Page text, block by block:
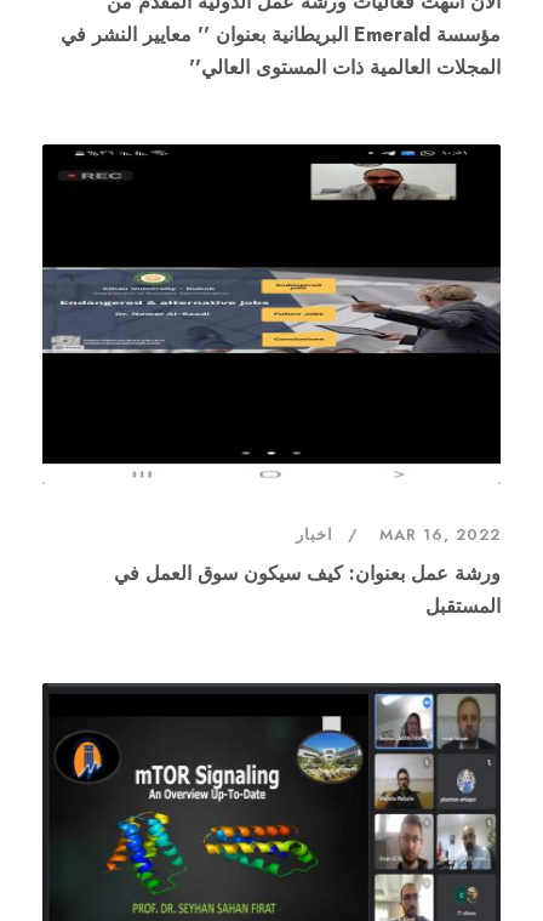
مؤسسة Emerald البريطانية بعنوان '' معايير النشر في
المجلات العالمية ذات المستوى العالي''
MAR 16, 2022 اخبار
ورشة عمل بعنوان: كيف سيكون سوق العمل في
المستقبل